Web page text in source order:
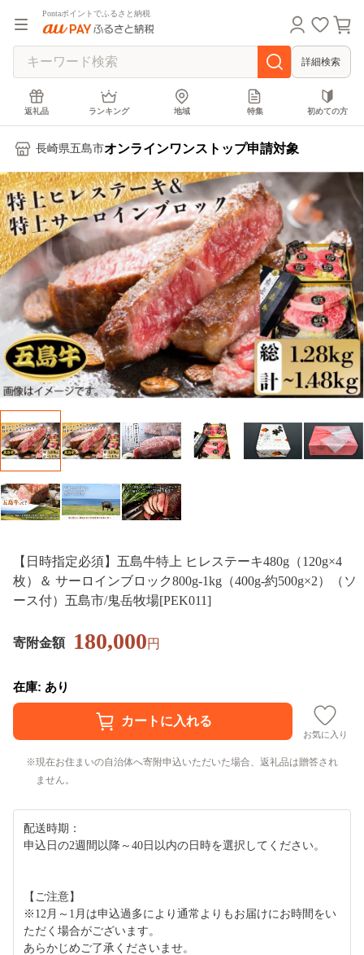
Pontaポイントでふるさと納税
詳細検索
返礼品 ランキング 地域 特集 初めての方
長崎県五島市オンラインワンストップ申請対象
【日時指定必須】五島牛特上 ヒレステーキ480g（120g×4
枚）＆ サーロインブロック800g-1kg（400g-約500g×2）（ソ
ース付）五島市/鬼岳牧場[PEK011]
寄附金額 180,000円
在庫: あり
お気に入り
現在お住まいの自治体へ寄附申込いただいた場合、返礼品は贈答され
ません。
配送時期：
申込日の2週間以降～40日以内の日時を選択してください。
【ご注意】
※12月～1月は申込過多により通常よりもお届けにお時間をい
ただく場合がございます。
あらかじめご了承くださいませ。